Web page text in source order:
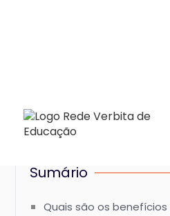
Sumário
Quais são os